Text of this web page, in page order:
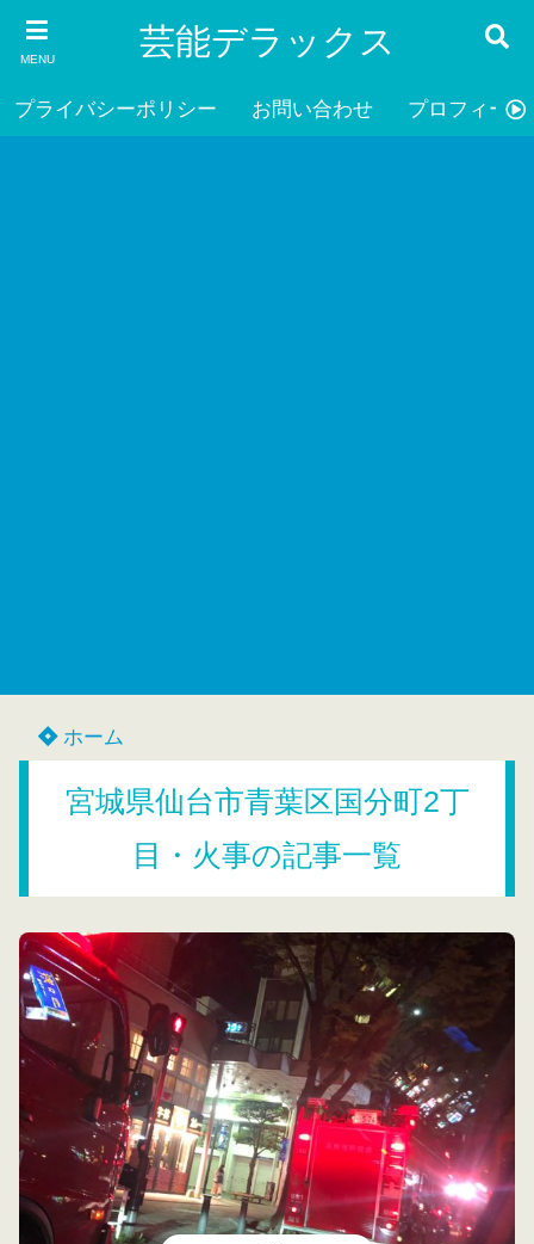
MENU 芸能デラックス
プライバシーポリシー お問い合わせ プロフィール
ホーム
宮城県仙台市青葉区国分町2丁
目・火事の記事一覧